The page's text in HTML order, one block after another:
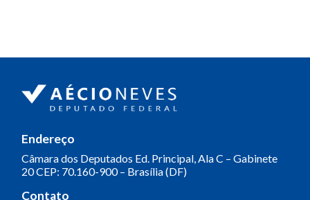
Endereço
Câmara dos Deputados Ed. Principal, Ala C – Gabinete
20CEP: 70.160-900 – Brasília (DF)
Contato